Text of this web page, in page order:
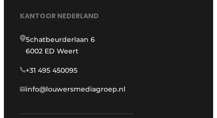
KANTOOR NEDERLAND
Schatbeurderlaan 6
6002 ED Weert
+31 495 450095
info@louwersmediagroep.nl